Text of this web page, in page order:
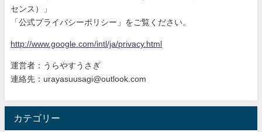
センス）」
「公式プライバシーポリシー」をご覧ください。
http://www.google.com/intl/ja/privacy.html
運営者：うらやすうさぎ
連絡先：urayasuusagi@outlook.com
カテゴリー